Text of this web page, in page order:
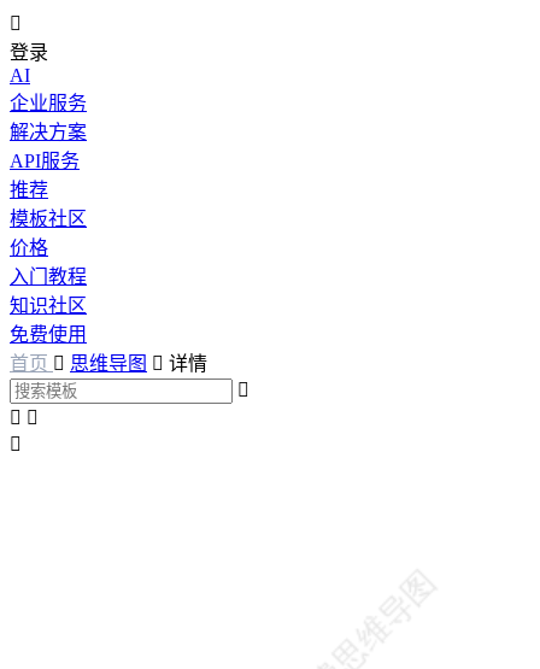

登录
AI
企业服务
解决方案
API服务
推荐
模板社区
价格
入门教程
知识社区
免费使用
首页  思维导图  详情

 
